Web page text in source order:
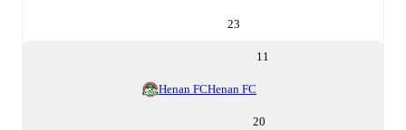
23
11
Henan FCHenan FC
20